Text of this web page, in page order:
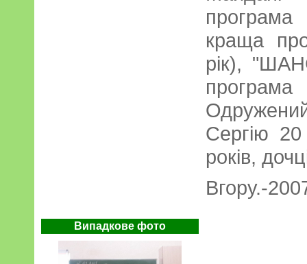
Випадкове фото
краща
рік),
Сергію
років,
Вгору.-